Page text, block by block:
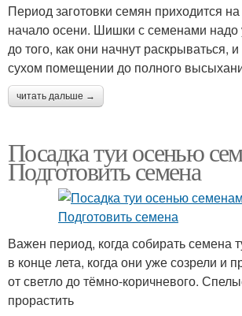
Период заготовки семян приходится
начало осени. Шишки с семенами надо
до того, как они начнут раскрываться,
сухом помещении до полного
читать дальше →
Посадка туи осенью
Подготовить семена
Важен период, когда собирать семена
в конце лета, когда они уже созрели и
от светло до тёмно-коричневого.
прорастить